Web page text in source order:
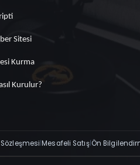
Sitesi
Kurma
Kurulur?
|Mesafeli Satış|Ön